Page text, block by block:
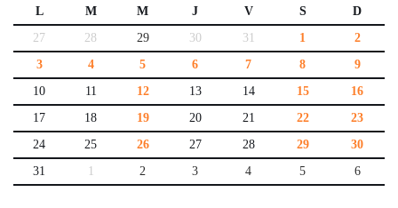
L M M J V S
D
27
28 29 30 31 1
2
3
4 5 6 7 8
9
10
11 12 13 14 15
16
17
18 19 20 21 22
23
24
25 26 27 28 29
30
31
1 2 3 4 5 6